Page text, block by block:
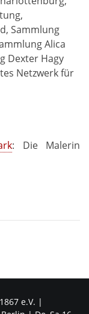
Sammlung
Alica
Dexter Hagy
Netzwerk für
: Die Malerin
e.V. |